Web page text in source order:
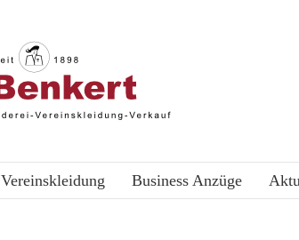
Vereinskleidung Business Anzüge